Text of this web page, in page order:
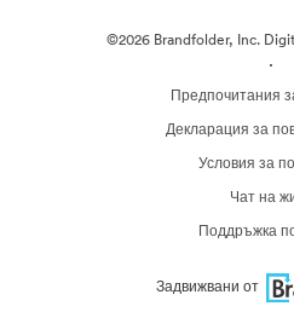
©2026 Brandfolder, Inc.
·
Предпочитания
Декларация за
Условия за
Чат на
Поддръжка
Задвижвани от